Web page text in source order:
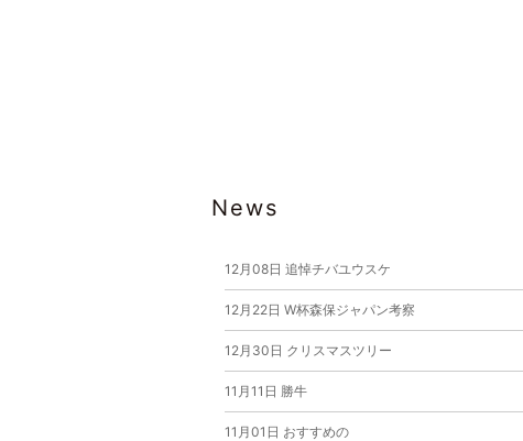
News
12月08日 追悼チバユウスケ
12月22日 W杯森保ジャパン考察
12月30日 クリスマスツリー
11月11日 勝牛
11月01日 おすすめの